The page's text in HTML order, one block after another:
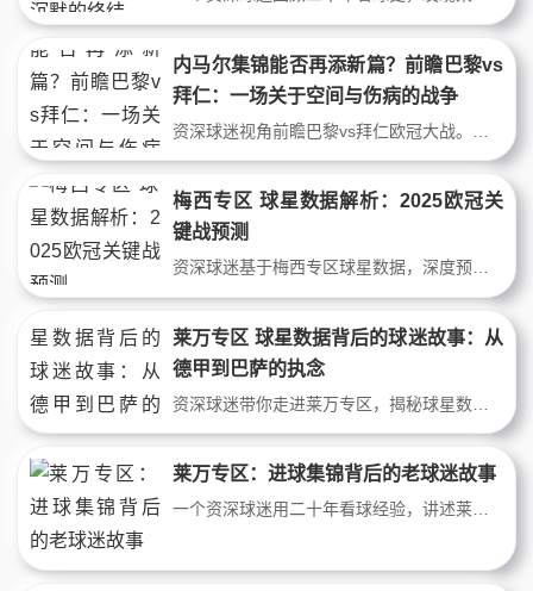
内马尔集锦能否再添新篇？前瞻巴黎vs
拜仁：一场关于空间与伤病的战争
梅西专区 球星数据解析：2025欧冠关
键战预测
莱万专区 球星数据背后的球迷故事：从
德甲到巴萨的执念
莱万专区：进球集锦背后的老球迷故事